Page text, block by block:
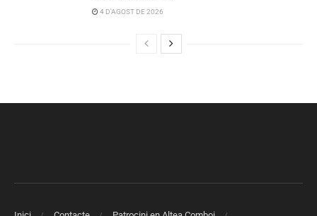
4 D'AGOST DE 2026